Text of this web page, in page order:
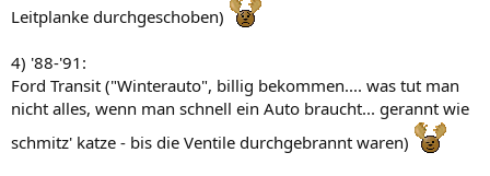
Leitplanke durchgeschoben)
4) '88-'91:
Ford Transit ("Winterauto", billig bekommen.... was tut man
nicht alles, wenn man schnell ein Auto braucht... gerannt wie
schmitz' katze - bis die Ventile durchgebrannt waren)